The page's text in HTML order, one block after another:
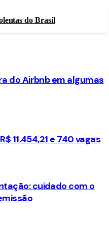
do Brasil
do Airbnb em algumas
11.454,21 e 740 vagas
cuidado com o